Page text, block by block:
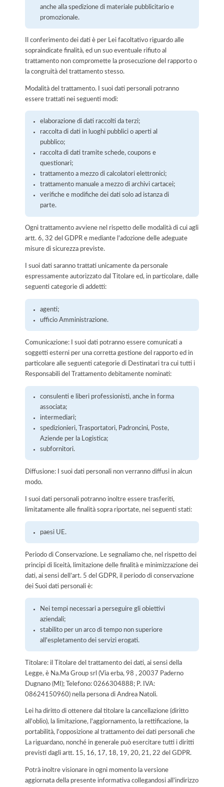
anche alla spedizione di materiale pubblicitario e
promozionale.
Il conferimento dei dati è per Lei facoltativo riguardo alle
sopraindicate finalità, ed un suo eventuale rifiuto al
trattamento non compromette la prosecuzione del rapporto o
la congruità del trattamento stesso.
Modalità del trattamento. I suoi dati personali potranno
essere trattati nei seguenti modi:
elaborazione di dati raccolti da terzi;
raccolta di dati in luoghi pubblici o aperti al
pubblico;
raccolta di dati tramite schede, coupons e
questionari;
trattamento a mezzo di calcolatori elettronici;
trattamento manuale a mezzo di archivi cartacei;
verifiche e modifiche dei dati solo ad istanza di
parte.
Ogni trattamento avviene nel rispetto delle modalità di cui agli
artt. 6, 32 del GDPR e mediante l'adozione delle adeguate
misure di sicurezza previste.
I suoi dati saranno trattati unicamente da personale
espressamente autorizzato dal Titolare ed, in particolare, dalle
seguenti categorie di addetti:
agenti;
ufficio Amministrazione.
Comunicazione: I suoi dati potranno essere comunicati a
soggetti esterni per una corretta gestione del rapporto ed in
particolare alle seguenti categorie di Destinatari tra cui tutti i
Responsabili del Trattamento debitamente nominati:
consulenti e liberi professionisti, anche in forma
associata;
intermediari;
spedizionieri, Trasportatori, Padroncini, Poste,
Aziende per la Logistica;
subfornitori.
Diffusione: I suoi dati personali non verranno diffusi in alcun
modo.
I suoi dati personali potranno inoltre essere trasferiti,
limitatamente alle finalità sopra riportate, nei seguenti stati:
paesi UE.
Periodo di Conservazione. Le segnaliamo che, nel rispetto dei
principi di liceità, limitazione delle finalità e minimizzazione dei
dati, ai sensi dell’art. 5 del GDPR, il periodo di conservazione
dei Suoi dati personali è:
Nei tempi necessari a perseguire gli obiettivi
aziendali;
stabilito per un arco di tempo non superiore
all'espletamento dei servizi erogati.
Titolare: il Titolare del trattamento dei dati, ai sensi della
Legge, è Na.Ma Group srl (Via erba, 98 , 20037 Paderno
Dugnano (MI); Telefono: 0266304888; P. IVA:
08624150960) nella persona di Andrea Natoli.
Lei ha diritto di ottenere dal titolare la cancellazione (diritto
all'oblio), la limitazione, l'aggiornamento, la rettificazione, la
portabilità, l'opposizione al trattamento dei dati personali che
La riguardano, nonché in generale può esercitare tutti i diritti
previsti dagli artt. 15, 16, 17, 18, 19, 20, 21, 22 del GDPR.
Potrà inoltre visionare in ogni momento la versione
aggiornata della presente informativa collegandosi all'indirizzo